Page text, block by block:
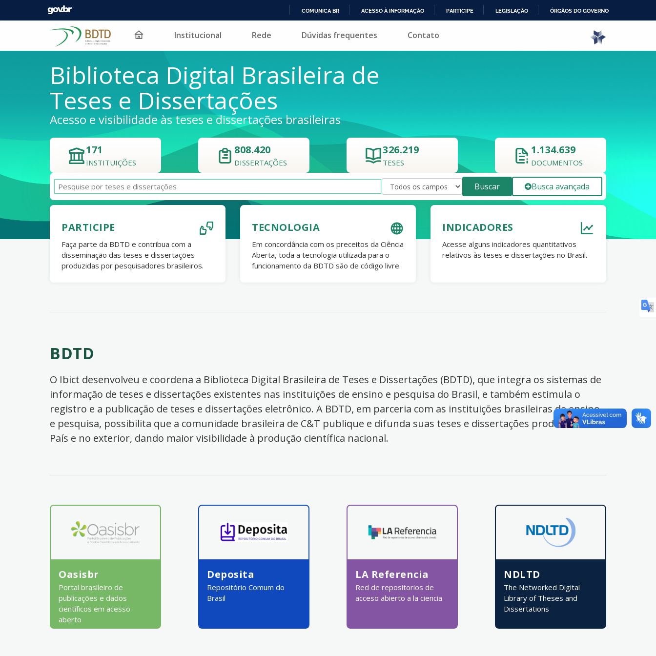
PARA
COMUNICA BR ACESSO À INFORMAÇÃO PARTICIPE LEGISLAÇÃO ÓRGÃOS DO GOVERNO
Pular para o conteúdo Institucional Rede Dúvidas frequentes Contato
Biblioteca Digital Brasileira de
Teses e Dissertações
Acesso e visibilidade às teses e dissertações brasileiras
171
INSTITUIÇÕES
808.420
DISSERTAÇÕES
326.219
TESES
1.134.639
DOCUMENTOS
Buscar Busca avançada
PARTICIPE
Faça parte da BDTD e contribua com a
disseminação das teses e dissertações
produzidas por pesquisadores brasileiros.
TECNOLOGIA
Em concordância com os preceitos da Ciência
Aberta, toda a tecnologia utilizada para o
funcionamento da BDTD são de código livre.
INDICADORES
Acesse alguns indicadores quantitativos
relativos às teses e dissertações no Brasil.
BDTD
O Ibict desenvolveu e coordena a Biblioteca Digital Brasileira de Teses e Dissertações (BDTD), que integra os sistemas de
informação de teses e dissertações existentes nas instituições de ensino e pesquisa do Brasil, e também estimula o
registro e a publicação de teses e dissertações eletrônico. A BDTD, em parceria com as instituições brasileiras de ensino
e pesquisa, possibilita que a comunidade brasileira de C&T publique e difunda suas teses e dissertações produzidas no
País e no exterior, dando maior visibilidade à produção científica nacional.
Oasisbr
Portal brasileiro de
publicações e dados
científicos em acesso
aberto
Deposita
Repositório Comum do
Brasil
LA Referencia
Red de repositorios de
acceso abierto a la ciencia
NDLTD
The Networked Digital
Library of Theses and
Dissertations